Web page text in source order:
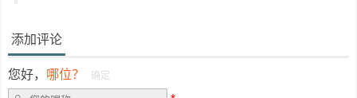
添加评论
您好， 哪位？ 确定